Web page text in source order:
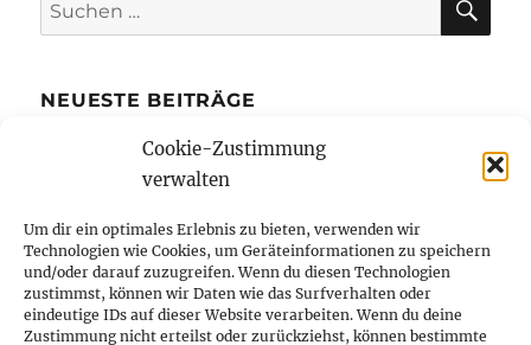
Cookie-Zustimmung
verwalten
Um dir ein optimales Erlebnis zu bieten, verwenden wir
Technologien wie Cookies, um Geräteinformationen zu speichern
und/oder darauf zuzugreifen. Wenn du diesen Technologien
zustimmst, können wir Daten wie das Surfverhalten oder
eindeutige IDs auf dieser Website verarbeiten. Wenn du deine
Zustimmung nicht erteilst oder zurückziehst, können bestimmte
nach:
NEUESTE BEITRÄGE
Die Kreditkarte mit Ratenzahlung bietet
Bibi Blocksberg und Benjamin Blümchen
erstmals in Braille-Schrift erhältlich
Wie kleine Unternehmer von Büros in der
Innenstadt profitieren